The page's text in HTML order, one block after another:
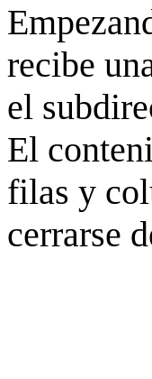
recibe
el
El
filas y
cerrarse